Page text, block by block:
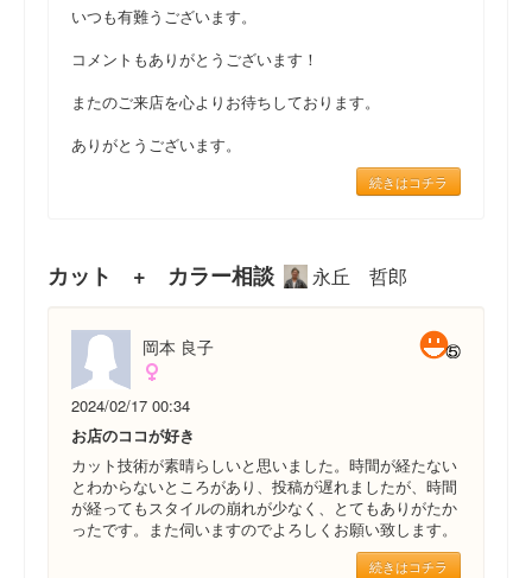
いつも有難うございます。
コメントもありがとうございます！
またのご来店を心よりお待ちしております。
ありがとうございます。
続きはコチラ
カット + カラー相談 永丘 哲郎
岡本 良子
2024/02/17 00:34
お店のココが好き
カット技術が素晴らしいと思いました。時間が経たない
とわからないところがあり、投稿が遅れましたが、時間
が経ってもスタイルの崩れが少なく、とてもありがたか
ったです。また伺いますのでよろしくお願い致します。
続きはコチラ